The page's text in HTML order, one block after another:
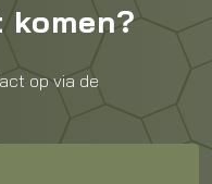
op via de